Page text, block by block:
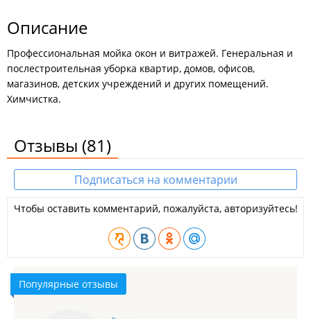
Описание
Профессиональная мойка окон и витражей. Генеральная и
послестроительная уборка квартир, домов, офисов,
магазинов, детских учреждений и других помещений.
Химчистка.
Отзывы (81)
Подписаться на комментарии
Чтобы оставить комментарий, пожалуйста, авторизуйтесь!
Популярные отзывы